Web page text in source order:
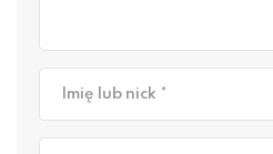
Imię lub nick *